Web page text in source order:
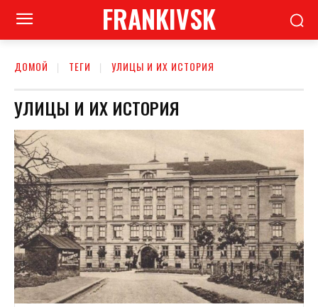
FRANKIVSK
ДОМОЙ ТЕГИ УЛИЦЫ И ИХ ИСТОРИЯ
УЛИЦЫ И ИХ ИСТОРИЯ